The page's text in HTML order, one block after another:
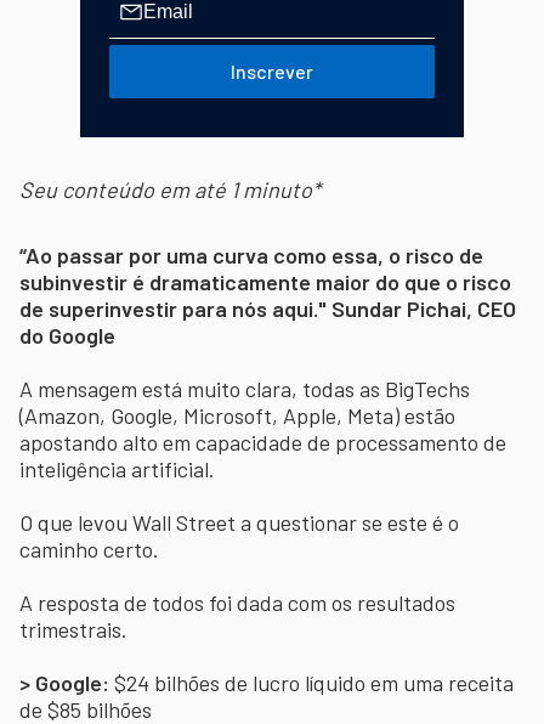
Inscrever
Seu conteúdo em até 1 minuto*
“Ao passar por uma curva como essa, o risco de
subinvestir é dramaticamente maior do que o risco
de superinvestir para nós aqui." Sundar Pichai, CEO
do Google
A mensagem está muito clara, todas as BigTechs
(Amazon, Google, Microsoft, Apple, Meta) estão
apostando alto em capacidade de processamento de
inteligência artificial.
O que levou Wall Street a questionar se este é o
caminho certo.
A resposta de todos foi dada com os resultados
trimestrais.
> Google: $24 bilhões de lucro líquido em uma receita
de $85 bilhões